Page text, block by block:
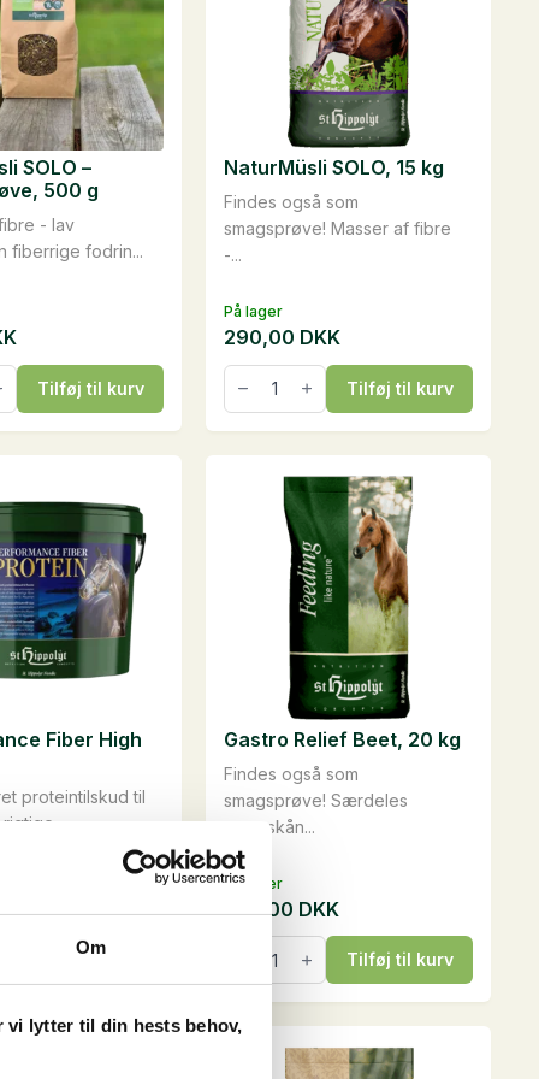
Om
vi lytter til din hests behov,
- lav
fiberrige fodrin...
SOLO –
500 g
Tilføj til kurv
På lager
Findes også som
smagsprøve! Masser af fibre
-...
NaturMüsli SOLO, 15 kg
290,00 DKK
NaturMüsli
SOLO,
15
kg
Tilføj til kurv
proteintilskud til
Fiber High
DKK
muligheder
På lager
Findes også som
smagsprøve! Særdeles
maveskån...
Gastro Relief Beet, 20 kg
385,00 DKK
Gastro
Relief
Beet,
kg
antal
Tilføj til kurv